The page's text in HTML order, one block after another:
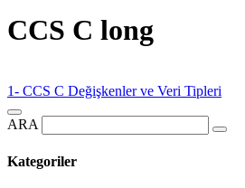
CCS C long
1- CCS C Değişkenler ve Veri Tipleri
ARA
Kategoriler